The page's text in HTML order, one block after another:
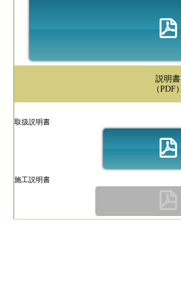
説明書
（PDF）
取扱説明書
施工説明書